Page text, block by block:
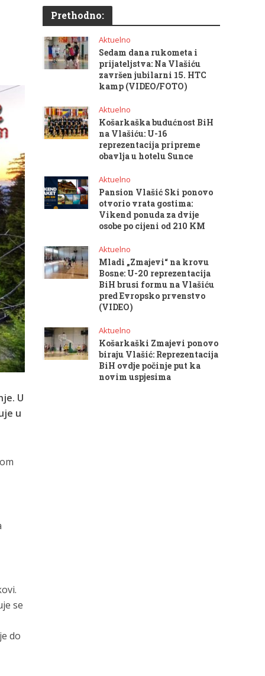
U
u
se
do
Prethodno:
Aktuelno
Sedam dana rukometa i
prijateljstva: Na Vlašiću
završen jubilarni 15. HTC
kamp (VIDEO/FOTO)
Aktuelno
Košarkaška budućnost BiH
na Vlašiću: U-16
reprezentacija pripreme
obavlja u hotelu Sunce
Aktuelno
Pansion Vlašić Ski ponovo
otvorio vrata gostima:
Vikend ponuda za dvije
osobe po cijeni od 210 KM
Aktuelno
Mladi „Zmajevi“ na krovu
Bosne: U-20 reprezentacija
BiH brusi formu na Vlašiću
pred Evropsko prvenstvo
(VIDEO)
Aktuelno
Košarkaški Zmajevi ponovo
biraju Vlašić: Reprezentacija
BiH ovdje počinje put ka
novim uspjesima